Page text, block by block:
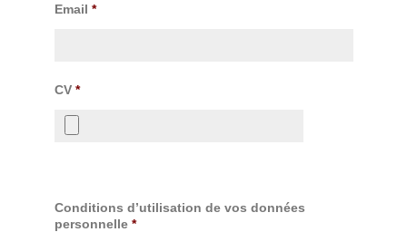
Email *
CV *
Conditions d’utilisation de vos données
personnelle *